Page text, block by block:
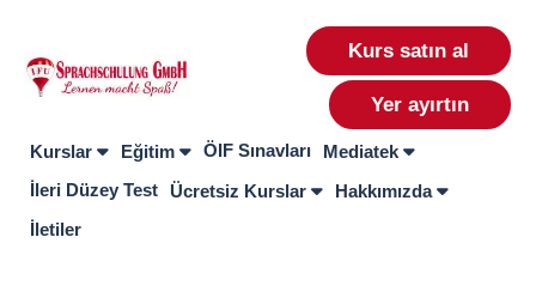
Kurs satın al
Yer ayırtın
Kurslar Eğitim ÖIF Sınavları
Mediatek
İleri Düzey Test
Ücretsiz Kurslar
Hakkımızda
İletiler